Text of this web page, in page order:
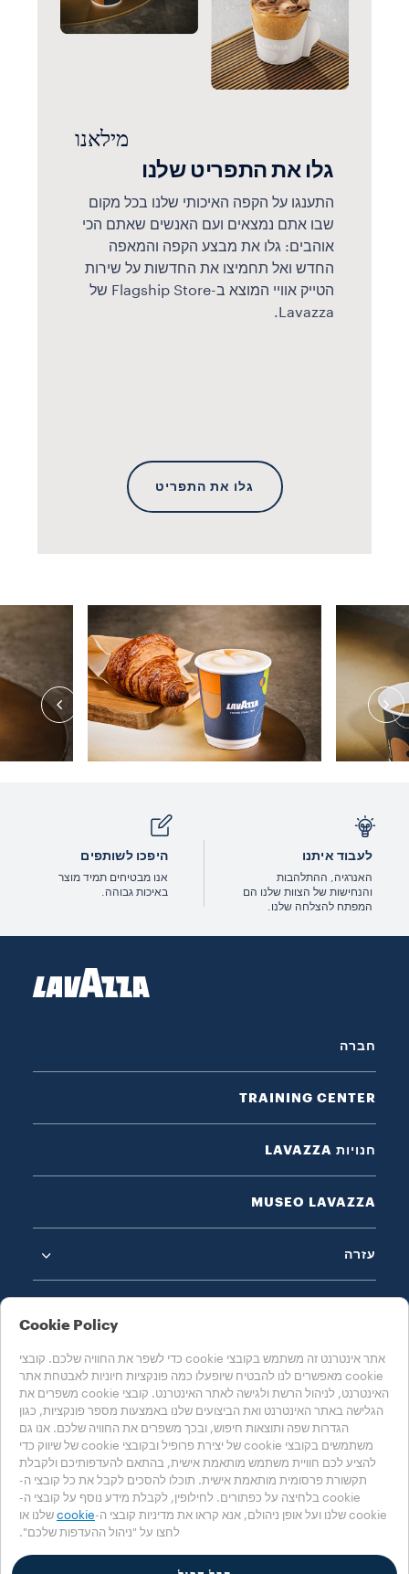
מילאנו
גלו את התפריט שלנו
התענגו על הקפה האיכותי שלנו בכל מקום
שבו אתם נמצאים ועם האנשים שאתם הכי
אוהבים: גלו את מבצע הקפה והמאפה
החדש ואל תחמיצו את החדשות על שירות
הטייק אוויי המוצא ב-Flagship Store של
Lavazza.
גלו את התפריט
לעבוד איתנו
האנרגיה, ההתלהבות
והנחישות של הצוות שלנו הם
המפתח להצלחה שלנו.
היפכו לשותפים
אנו מבטיחים תמיד מוצר
באיכות גבוהה.
חברה
TRAINING CENTER
חנויות LAVAZZA
MUSEO LAVAZZA
עזרה
ישראל
מדיניות הפרטיות מדיניות קובצי Cookie
אזור קובצי Cookie
Accessibility Statement
‎© 2025 LUIGI LAVAZZA SPA, כל הזכויות שמורות – מספר עוסק לצורכי מע"מ
Cookie Policy
אתר אינטרנט זה משתמש בקובצי cookie כדי לשפר את החוויה שלכם. קובצי
cookie מאפשרים לנו להבטיח שיופעלו כמה פונקציות חיוניות לאבטחת אתר
האינטרנט, לניהול הרשת ולגישה לאתר האינטרנט. קובצי cookie משפרים את
הגלישה באתר האינטרנט ואת הביצועים שלנו באמצעות מספר פונקציות, כגון
הגדרות שפה ותוצאות חיפוש, ובכך משפרים את החוויה שלכם. אנו גם
משתמשים בקובצי cookie של יצירת פרופיל ובקובצי cookie של שיווק כדי
להציע לכם חוויית משתמש מותאמת אישית, בהתאם להעדפותיכם ולקבלת
תקשורת פרסומית מותאמת אישית. תוכלו להסכים לקבל את כל קובצי ה-
cookie בלחיצה על כפתורים. לחילופין, לקבלת מידע נוסף על קובצי ה-
cookie שלנו ועל אופן ניהולם, אנא קראו את מדיניות קובצי ה-
cookie שלנו או
לחצו על "ניהול ההעדפות שלכם".